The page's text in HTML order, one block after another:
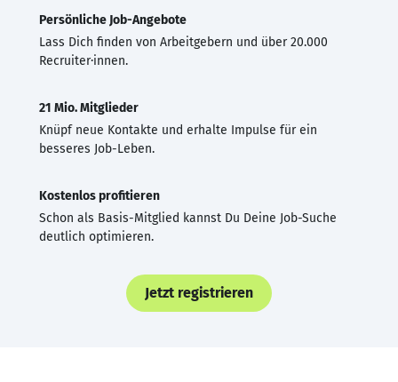
Persönliche Job-Angebote
Lass Dich finden von Arbeitgebern und über 20.000
Recruiter·innen.
21 Mio. Mitglieder
Knüpf neue Kontakte und erhalte Impulse für ein
besseres Job-Leben.
Kostenlos profitieren
Schon als Basis-Mitglied kannst Du Deine Job-Suche
deutlich optimieren.
Jetzt registrieren